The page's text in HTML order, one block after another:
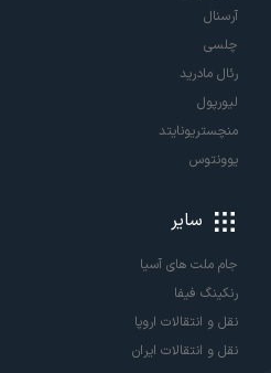
آرسنال
چلسی
رئال مادرید
لیورپول
منچستریونایتد
یوونتوس
سایر
جام ملت های آسیا
رنکینگ فیفا
نقل و انتقالات اروپا
نقل و انتقالات ایران